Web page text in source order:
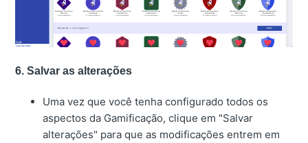
6. Salvar as alterações
Uma vez que você tenha configurado todos os
aspectos da Gamificação, clique em "Salvar
alterações" para que as modificações entrem em